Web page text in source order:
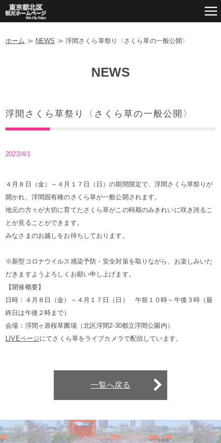
ホーム ≫ NEWS ≫ 浮間さくら草祭り〈さくら草の一般公開〉
NEWS
浮間さくら草祭り〈さくら草の一般公開〉
2022/4/1
４月８日（金）～４月１７日（日）の期間限定で、浮間さくら草祭りが
開かれ、浮間固有種のさくら草が一般公開されます。
地元の方々が大切に育てたさくら草がこの時期のみきれいに咲き誇るこ
とが見ることができます。
みなさまのお越しをお待ちしております。
※新型コロナウイルス感染予防・安全対策を取りながら、お楽しみいた
だきますようよろしくお願い申し上げます。
【開催概要】
日時：４月８日（金）～４月１７日（日） 午前１０時～午後３時（最
終日は午後２時まで）
会場：浮間ヶ原桜草圃場（北区浮間2-30都立浮間公園内）
LIVEページにてさくら草をライブカメラで配信しています。
一覧へ戻る